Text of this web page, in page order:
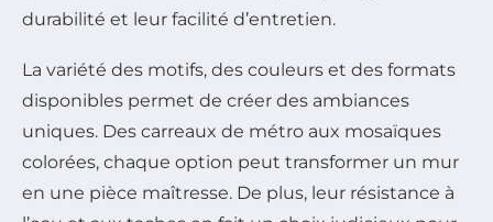
durabilité et leur facilité d’entretien.
La variété des motifs, des couleurs et des formats
disponibles permet de créer des ambiances
uniques. Des carreaux de métro aux mosaïques
colorées, chaque option peut transformer un mur
en une pièce maîtresse. De plus, leur résistance à